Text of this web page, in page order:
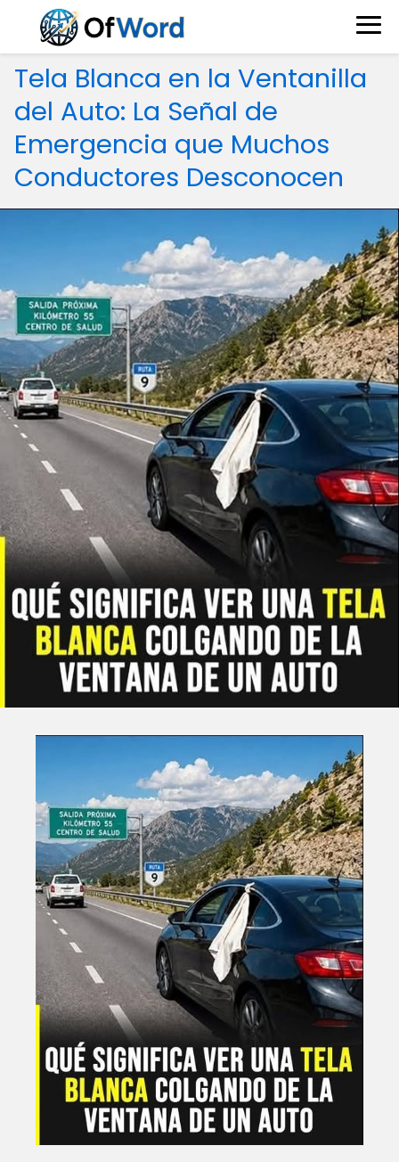
Tela Blanca en la Ventanilla
del Auto: La Señal de
Emergencia que Muchos
Conductores Desconocen